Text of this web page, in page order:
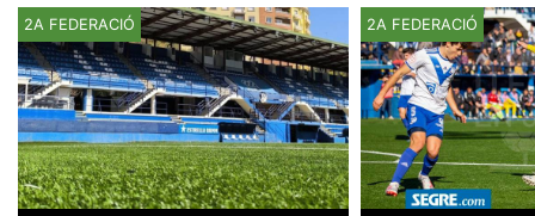
2A FEDERACIÓ 2A FEDERACIÓ